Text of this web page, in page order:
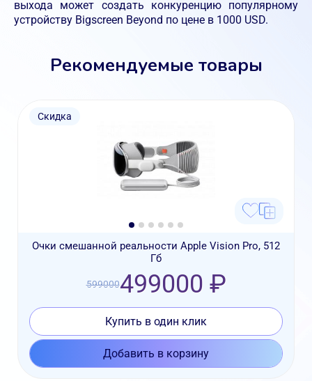
выхода может создать конкуренцию популярному
устройству Bigscreen Beyond по цене в 1000 USD.
Рекомендуемые товары
Скидка
Очки смешанной реальности Apple Vision Pro, 512
Гб
599000499000 ₽
Купить в один клик
Добавить в корзину